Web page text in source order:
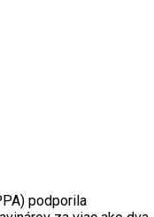
podporila